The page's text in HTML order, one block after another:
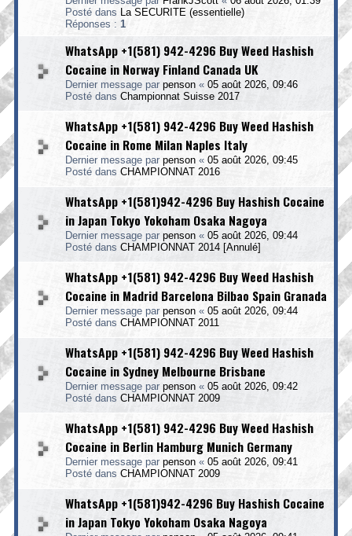
Posté dans
La SECURITE (essentielle)
Réponses : 1
WhatsApp +1(581) 942-4296 Buy Weed Hashish
Cocaine in Norway Finland Canada UK
Dernier message par penson « 05 août 2026, 09:46
Posté dans Championnat Suisse 2017
WhatsApp +1(581) 942-4296 Buy Weed Hashish
Cocaine in Rome Milan Naples Italy
Dernier message par penson « 05 août 2026, 09:45
Posté dans CHAMPIONNAT 2016
WhatsApp +1(581)942-4296 Buy Hashish Cocaine
in Japan Tokyo Yokoham Osaka Nagoya
Dernier message par penson « 05 août 2026, 09:44
Posté dans CHAMPIONNAT 2014 [Annulé]
WhatsApp +1(581) 942-4296 Buy Weed Hashish
Cocaine in Madrid Barcelona Bilbao Spain Granada
Dernier message par penson « 05 août 2026, 09:44
Posté dans CHAMPIONNAT 2011
WhatsApp +1(581) 942-4296 Buy Weed Hashish
Cocaine in Sydney Melbourne Brisbane
Dernier message par penson « 05 août 2026, 09:42
Posté dans CHAMPIONNAT 2009
WhatsApp +1(581) 942-4296 Buy Weed Hashish
Cocaine in Berlin Hamburg Munich Germany
Dernier message par penson « 05 août 2026, 09:41
Posté dans CHAMPIONNAT 2009
WhatsApp +1(581)942-4296 Buy Hashish Cocaine
in Japan Tokyo Yokoham Osaka Nagoya